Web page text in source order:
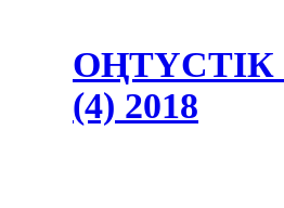
(4) 2018